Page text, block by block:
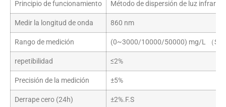
Principio de funcionamiento Método de dispersión de luz
Medir la longitud de onda 860 nm
Rango de medición (0~3000/10000/50000) mg/L （Se
repetibilidad ≤2%
Precisión de la medición ±5%
Derrape cero (24h) ±2%.F.S